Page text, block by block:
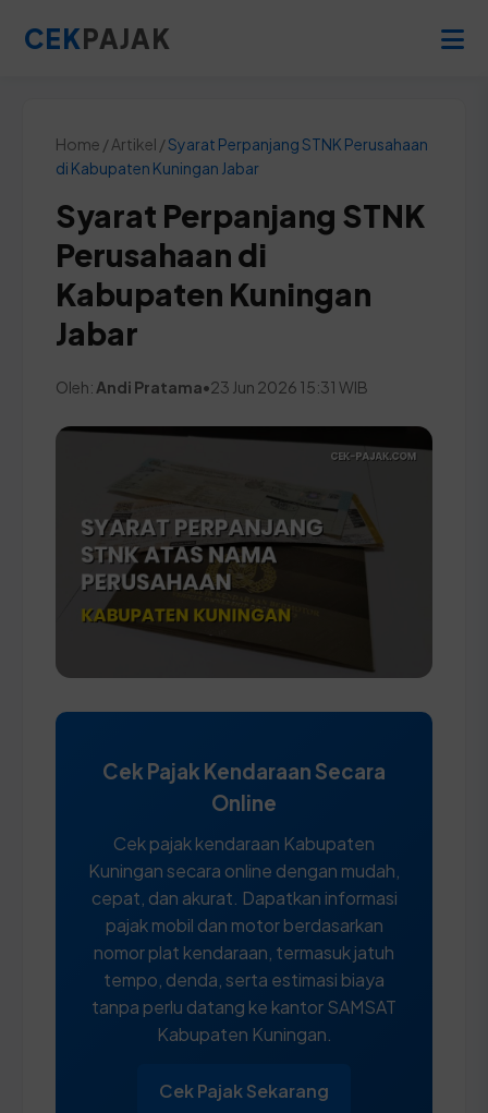
CEKPAJAK
Home / Artikel /Syarat Perpanjang STNK Perusahaan
di Kabupaten Kuningan Jabar
Syarat Perpanjang STNK
Perusahaan di
Kabupaten Kuningan
Jabar
Oleh: Andi Pratama•23 Jun 2026 15:31 WIB
Cek Pajak Kendaraan Secara
Online
Cek pajak kendaraan Kabupaten
Kuningan secara online dengan mudah,
cepat, dan akurat. Dapatkan informasi
pajak mobil dan motor berdasarkan
nomor plat kendaraan, termasuk jatuh
tempo, denda, serta estimasi biaya
tanpa perlu datang ke kantor SAMSAT
Kabupaten Kuningan.
Cek Pajak Sekarang